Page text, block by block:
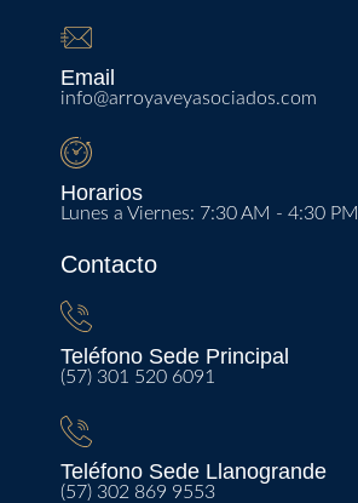
Email
info@arroyaveyasociados.com
Horarios
Lunes a Viernes: 7:30 AM - 4:30 PM
Contacto
Teléfono Sede Principal
(57) 301 520 6091
Teléfono Sede Llanogrande
(57) 302 869 9553